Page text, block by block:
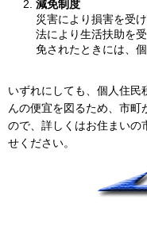
減免制度
災害により損害を受
法により生活扶助を
免されたときには、
いずれにしても、個人住民
んの便宜を図るため、市
ので、詳しくはお住まいの
せください。